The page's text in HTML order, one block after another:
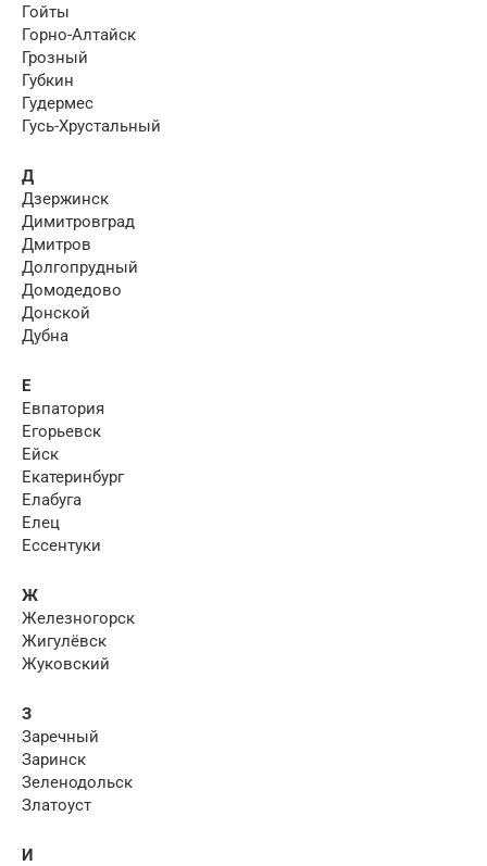
Гойты
Горно-Алтайск
Грозный
Губкин
Гудермес
Гусь-Хрустальный
Д
Дзержинск
Димитровград
Дмитров
Долгопрудный
Домодедово
Донской
Дубна
Е
Евпатория
Егорьевск
Ейск
Екатеринбург
Елабуга
Елец
Ессентуки
Ж
Железногорск
Жигулёвск
Жуковский
З
Заречный
Заринск
Зеленодольск
Златоуст
И